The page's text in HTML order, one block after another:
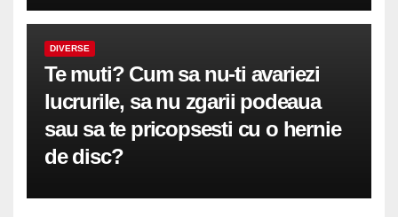
DIVERSE
Te muti? Cum sa nu-ti avariezi
lucrurile, sa nu zgarii podeaua
sau sa te pricopsesti cu o hernie
de disc?